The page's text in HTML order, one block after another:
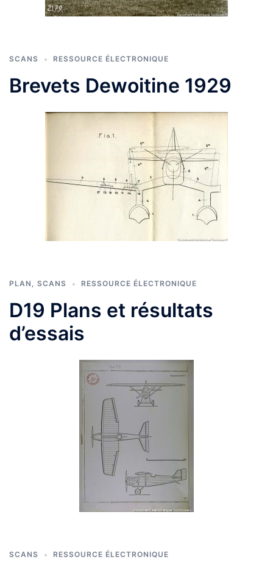
SCANS RESSOURCE ÉLECTRONIQUE
Brevets Dewoitine 1929
PLAN , SCANS RESSOURCE ÉLECTRONIQUE
D19 Plans et résultats
d’essais
SCANS RESSOURCE ÉLECTRONIQUE